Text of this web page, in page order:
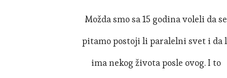
Možda smo sa 15 godina voleli da se
pitamo postoji li paralelni svet i da
ima nekog života posle ovog. I to